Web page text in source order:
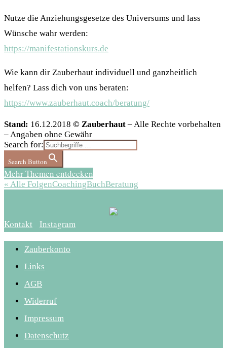
Nutze die Anziehungsgesetze des Universums und lass
Wünsche wahr werden:
https://manifestationskurs.de
Wie kann dir Zauberhaut individuell und ganzheitlich
helfen? Lass dich von uns beraten:
https://www.zauberhaut.coach/beratung/
Stand: 16.12.2018 © Zauberhaut – Alle Rechte vorbehalten
– Angaben ohne Gewähr
Search for:
Search Button
Mehr Themen entdecken
« Alle FolgenCoachingBuchBeratung
Kontakt Instagram
Zauberkonto
Links
AGB
Widerruf
Impressum
Datenschutz